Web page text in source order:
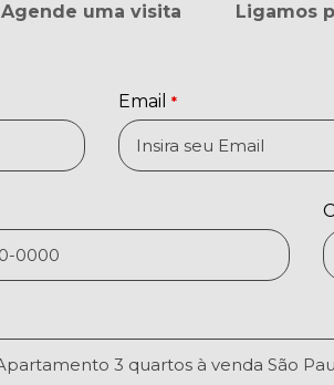
Agende uma visita Ligamos
Email *